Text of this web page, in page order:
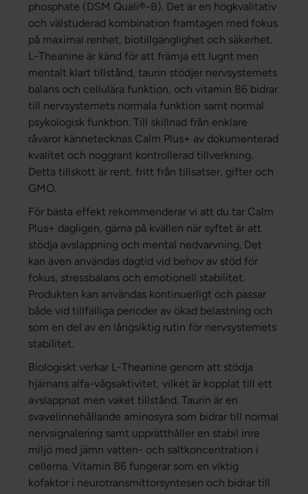
phosphate (DSM Quali®-B). Det är en högkvalitativ
och välstuderad kombination framtagen med fokus
på maximal renhet, biotillgänglighet och säkerhet.
L-Theanine är känd för att främja ett lugnt men
mentalt klart tillstånd, taurin stödjer nervsystemets
balans och cellulära funktion, och vitamin B6 bidrar
till nervsystemets normala funktion samt normal
psykologisk funktion. Till skillnad från enklare
råvaror kännetecknas Calm Plus+ av dokumenterad
kvalitet och noggrant kontrollerad tillverkning.
Detta tillskott är rent, fritt från tillsatser, gifter och
GMO.
För bästa effekt rekommenderar vi att du tar Calm
Plus+ dagligen, gärna på kvällen när syftet är att
stödja avslappning och mental nedvarvning. Det
kan även användas dagtid vid behov av stöd för
fokus, stressbalans och emotionell stabilitet.
Produkten kan användas kontinuerligt och passar
både vid tillfälliga perioder av ökad belastning och
som en del av en långsiktig rutin för nervsystemets
stabilitet.
Biologiskt verkar L-Theanine genom att stödja
hjärnans alfa-vågsaktivitet, vilket är kopplat till ett
avslappnat men vaket tillstånd. Taurin är en
svavelinnehållande aminosyra som bidrar till normal
nervsignalering samt upprätthåller en stabil inre
miljö med jämn vatten- och saltkoncentration i
cellerna. Vitamin B6 fungerar som en viktig
kofaktor i neurotransmittorsyntesen och bidrar till